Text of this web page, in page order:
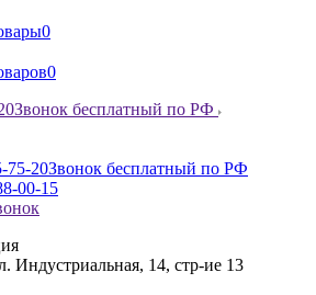
0
0
Звонок бесплатный по РФ
75-20Звонок бесплатный по РФ
00-15
Индустриальная, 14, стр-ие 13